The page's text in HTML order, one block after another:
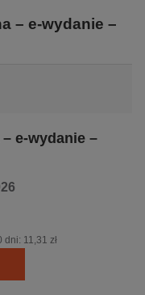
– e-wydanie –
e-wydanie –
dni: 11,31 zł